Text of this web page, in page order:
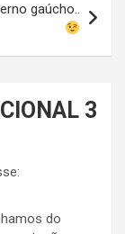
gaúcho..
3
do